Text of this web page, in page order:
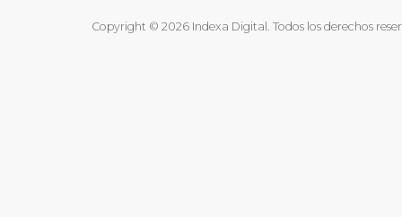
Copyright © 2026 Indexa Digital. Todos los derechos